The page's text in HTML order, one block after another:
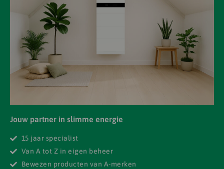
Jouw partner in slimme energie
15 jaar specialist
Van A tot Z in eigen beheer
Bewezen producten van A-merken